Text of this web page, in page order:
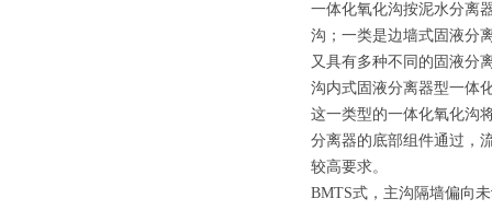
一体化氧化沟按泥水分离
沟；一类是边墙式固液分
又具有多种不同的固液分
沟内式固液分离器型一体
这一类型的一体化氧化沟
分离器的底部组件通过，
较高要求。
BMTS式，主沟隔墙偏向